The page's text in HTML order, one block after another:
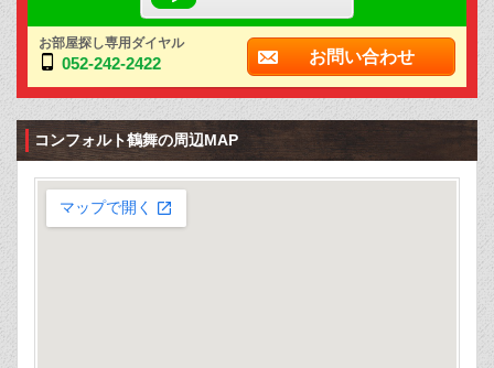
お部屋探し専用ダイヤル
052-242-2422 お問い合わせ
コンフォルト鶴舞の周辺MAP